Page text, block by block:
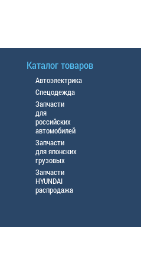
Каталог товаров
Автоэлектрика
Спецодежда
Запчасти
для
российских
автомобилей
Запчасти
для японских
грузовых
Запчасти
HYUNDAI
распродажа